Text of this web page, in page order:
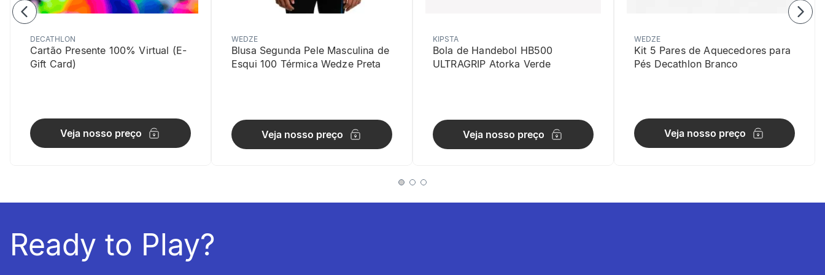
Impermeabilidade
Suporta até 2h de chuva moderada (5000mm) com costuras 100% estanques.
DECATHLON
Cartão Presente 100% Virtual (E-
Gift Card)
Veja nosso preço
WEDZE
Blusa Segunda Pele Masculina de
Esqui 100 Térmica Wedze Preta
Veja nosso preço
KIPSTA
Bola de Handebol HB500
ULTRAGRIP Atorka Verde
Veja nosso preço
WEDZE
Kit 5 Pares de Aquecedores para
Pés Decathlon Branco
Veja nosso preço
Ready to Play?